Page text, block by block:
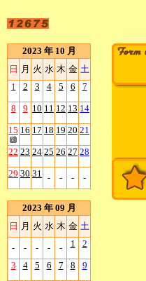
2023 年 10 月
日 月 火 水 木 金 土
1
2 3 4 5 6 7
8 9 10 11 12 13 14
15 16 17 18 19 20 21
22 23 24 25 26 27 28
29 30 31 - - - -
2023 年 09 月
日 月 火 水 木 金 土
- - - - - 1 2
3 4 5 6 7 8 9